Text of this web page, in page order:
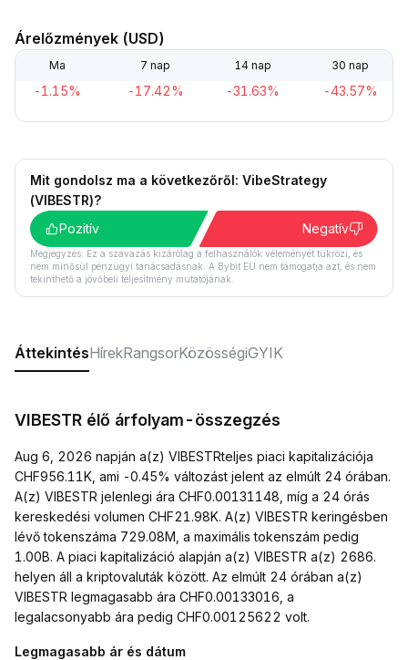
Árelőzmények (USD)
Ma 7 nap 14 nap 30 nap
-1.15% -17.42% -31.63% -43.57%
Mit gondolsz ma a következőről: VibeStrategy
(VIBESTR)?
Pozitív
Negatív
Megjegyzés: Ez a szavazás kizárólag a felhasználók véleményét tükrözi, és
nem minősül pénzügyi tanácsadásnak. A Bybit EU nem támogatja azt, és nem
tekinthető a jövőbeli teljesítmény mutatójának.
ÁttekintésHírekRangsorKözösségiGYIK
VIBESTR élő árfolyam-összegzés
Aug 6, 2026 napján a(z) VIBESTRteljes piaci kapitalizációja
CHF956.11K, ami -0.45% változást jelent az elmúlt 24 órában.
A(z) VIBESTR jelenlegi ára CHF0.00131148, míg a 24 órás
kereskedési volumen CHF21.98K. A(z) VIBESTR keringésben
lévő tokenszáma 729.08M, a maximális tokenszám pedig
1.00B. A piaci kapitalizáció alapján a(z) VIBESTR a(z) 2686.
helyen áll a kriptovaluták között. Az elmúlt 24 órában a(z)
VIBESTR legmagasabb ára CHF0.00133016, a
legalacsonyabb ára pedig CHF0.00125622 volt.
Legmagasabb ár és dátum